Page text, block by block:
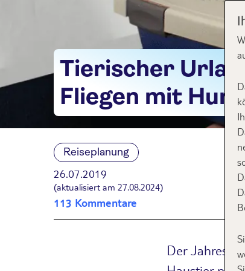
Tierischer
Fliegen mit
Reiseplanung
26.07.2019
(aktualisiert am 27.08.2024)
113 Kommentare
Der